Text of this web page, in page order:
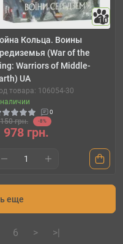
10
Кольца. Воины
(War of the
Warriors of Middle-
UA
товара: 106054-30
0
грн. -8%
978 грн.
еще
6 > >|